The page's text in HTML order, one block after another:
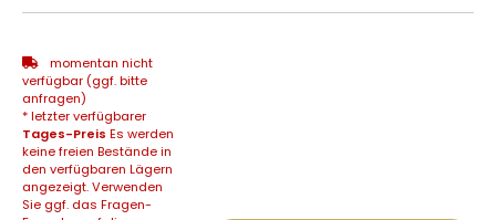
momentan nicht
verfügbar (ggf. bitte
anfragen)
* letzter verfügbarer
Tages-Preis Es werden
keine freien Bestände in
den verfügbaren Lägern
angezeigt. Verwenden
Sie ggf. das Fragen-